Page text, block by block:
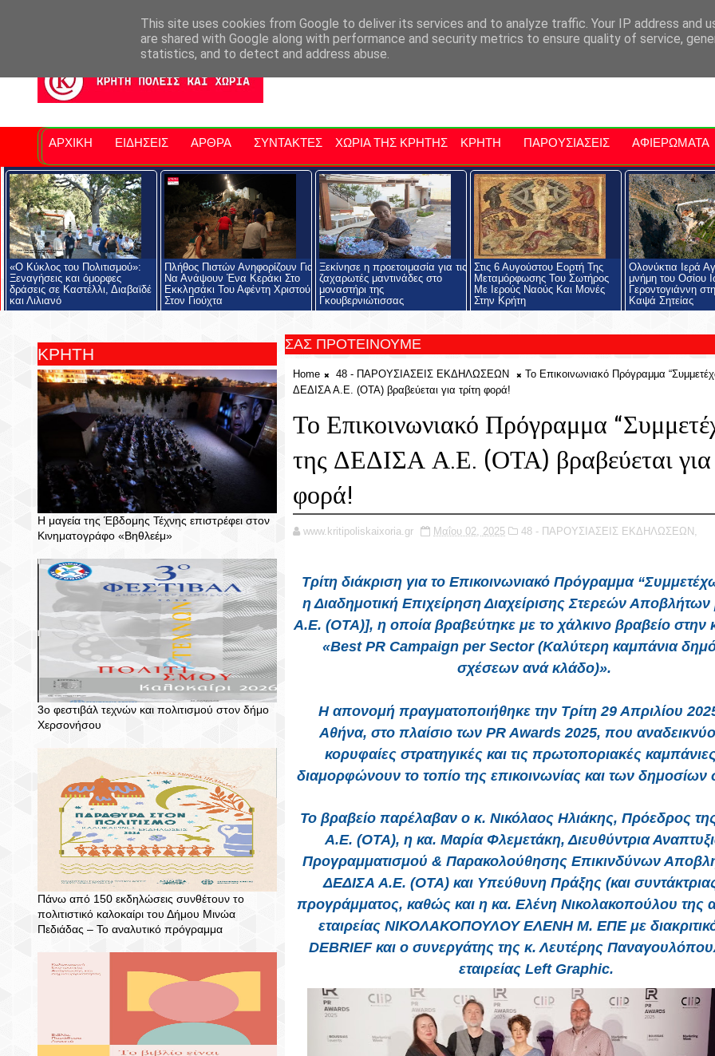
Νομός Λασιθίου Αγαπάμε Ρέθυμνο Επαρχία Μαλεβιζίου Εκδηλώσεις Στην Κρήτη Kriti Traveller
ΑΡΧΙΚΗ ΕΙΔΗΣΕΙΣ ΑΡΘΡΑ ΣΥΝΤΑΚΤΕΣ ΧΩΡΙΑ ΤΗΣ ΚΡΗΤΗΣ ΚΡΗΤΗ ΠΑΡΟΥΣΙΑΣΕΙΣ ΑΦΙΕΡΩΜΑΤΑ
«Ο Κύκλος του Πολιτισμού»:
Ξεναγήσεις και όμορφες
δράσεις σε Καστέλλι, Διαβαϊδέ
και Λιλιανό
Πλήθος Πιστών Ανηφορίζουν Για
Να Ανάψουν Ένα Κεράκι Στο
Εκκλησάκι Του Αφέντη Χριστού
Στον Γιούχτα
Ξεκίνησε η προετοιμασία για τις
ζαχαρωτές μαντινάδες στο
μοναστήρι της
Γκουβερνιώτισσας
Στις 6 Αυγούστου Εορτή Της
Μεταμόρφωσης Του Σωτήρος
Με Ιερούς Ναούς Και Μονές
Στην Κρήτη
Ολονύκτια Ιερά
μνήμη του Οσίου
Γεροντογιάννη
Καψά Σητείας
ΚΡΗΤΗ
Η μαγεία της Έβδομης Τέχνης επιστρέφει στον
Κινηματογράφο «Βηθλεέμ»
3ο φεστιβάλ τεχνών και πολιτισμού στον δήμο
Χερσονήσου
Πάνω από 150 εκδηλώσεις συνθέτουν το
πολιτιστικό καλοκαίρι του Δήμου Μινώα
Πεδιάδας – To αναλυτικό πρόγραμμα
ΣΑΣ ΠΡΟΤΕΙΝΟΥΜΕ
Home 48 - ΠΑΡΟΥΣΙΑΣΕΙΣ ΕΚΔΗΛΩΣΕΩΝ
Το Επικοινωνιακό Πρόγραμμα
ΔΕΔΙΣΑ Α.Ε. (ΟΤΑ) βραβεύεται για τρίτη φορά!
Το Επικοινωνιακό Πρόγραμμα
της ΔΕΔΙΣΑ Α.Ε. (ΟΤΑ) βραβεύεται για
φορά!
www.kritipoliskaixoria.gr Μαΐου 02, 2025 48 - ΠΑΡΟΥΣΙΑΣΕΙΣ ΕΚΔΗΛΩΣΕΩΝ,
Τρίτη διάκριση για το Επικοινωνιακό Πρόγραμμα
η Διαδημοτική Επιχείρηση Διαχείρισης Στερεών
Α.Ε. (ΟΤΑ)], η οποία βραβεύτηκε με το χάλκινο βραβείο στην
«Best PR Campaign per Sector (Καλύτερη καμπάνια
σχέσεων ανά κλάδο)».
Η απονομή πραγματοποιήθηκε την Τρίτη 29 Απριλίου
Αθήνα, στο πλαίσιο των PR Awards 2025, που
κορυφαίες στρατηγικές και τις πρωτοποριακές
διαμορφώνουν το τοπίο της επικοινωνίας και των
Το βραβείο παρέλαβαν ο κ. Νικόλαος Ηλιάκης, Πρόεδρος
Α.Ε. (ΟΤΑ), η κα. Μαρία Φλεμετάκη, Διευθύντρια
Προγραμματισμού & Παρακολούθησης Επικινδύνων
ΔΕΔΙΣΑ A.E. (OTA) και Υπεύθυνη Πράξης (και
προγράμματος, καθώς και η κα. Ελένη Νικολακοπούλου της
εταιρείας ΝΙΚΟΛΑΚΟΠΟΥΛΟΥ ΕΛΕΝΗ Μ. ΕΠΕ με διακριτικό
DEBRIEF και ο συνεργάτης της κ. Λευτέρης
εταιρείας Left Graphic.
This site uses cookies from Google to deliver its services and to analyze traffic. Your IP address and
are shared with Google along with performance and security metrics to ensure quality of service,
statistics, and to detect and address abuse.